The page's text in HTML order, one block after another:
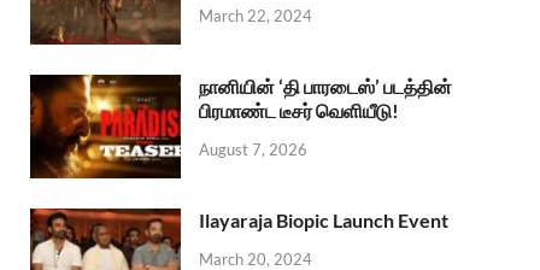
March 22, 2024
நானியின் ‘தி பாரடைஸ்’ படத்தின்
பிரமாண்ட டீசர் வெளியீடு!
August 7, 2026
Ilayaraja Biopic Launch Event
March 20, 2024